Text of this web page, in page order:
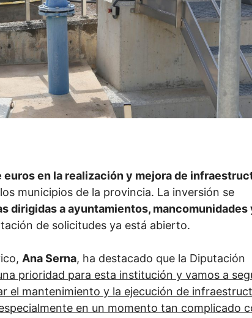
euros en la realización y mejora de
municipios de la provincia. La inversión se
dirigidas a ayuntamientos, mancomunidades
de solicitudes ya está abierto.
Ana Serna, ha destacado que la Diputación
prioridad para esta institución y vamos a
el mantenimiento y la ejecución de
en un momento tan complicado